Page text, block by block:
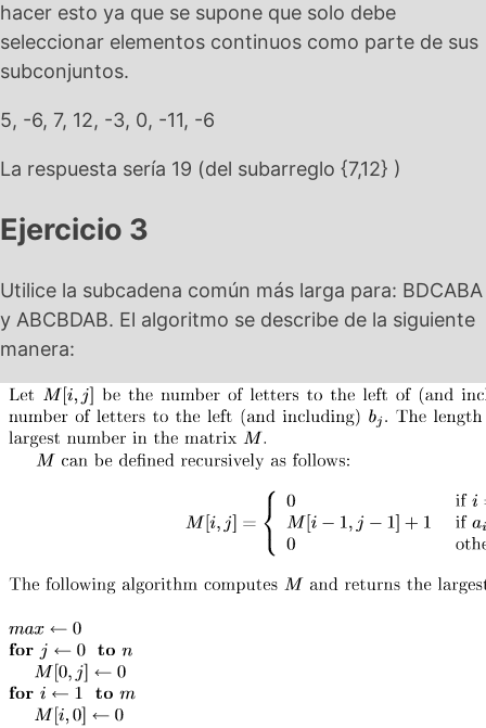
hacer esto ya que se supone que solo debe
seleccionar elementos continuos como parte de sus
subconjuntos.
5, -6, 7, 12, -3, 0, -11, -6
La respuesta sería 19 (del subarreglo {7,12} )
Ejercicio 3
Utilice la subcadena común más larga para: BDCABA
y ABCBDAB. El algoritmo se describe de la siguiente
manera: